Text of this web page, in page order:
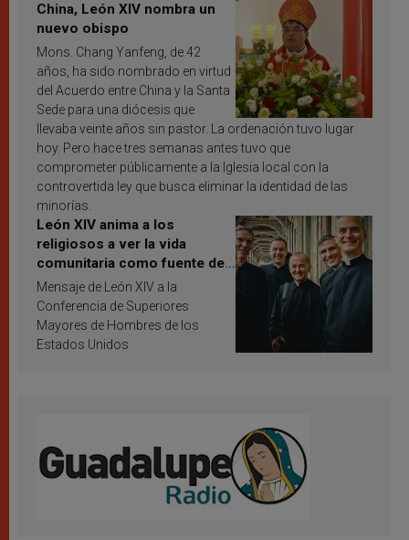
China, León XIV nombra un
nuevo obispo
Mons. Chang Yanfeng, de 42
años, ha sido nombrado en virtud
del Acuerdo entre China y la Santa
Sede para una diócesis que
llevaba veinte años sin pastor. La ordenación tuvo lugar
hoy. Pero hace tres semanas antes tuvo que
comprometer públicamente a la Iglesia local con la
controvertida ley que busca eliminar la identidad de las
minorías.
León XIV anima a los
religiosos a ver la vida
comunitaria como fuente de
inspiración y santificación
Mensaje de León XIV a la
Conferencia de Superiores
Mayores de Hombres de los
Estados Unidos